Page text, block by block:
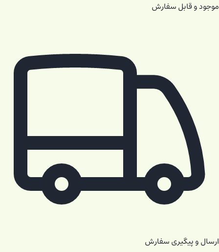
موجود و قابل سفارش
ارسال و پیگیری سفارش